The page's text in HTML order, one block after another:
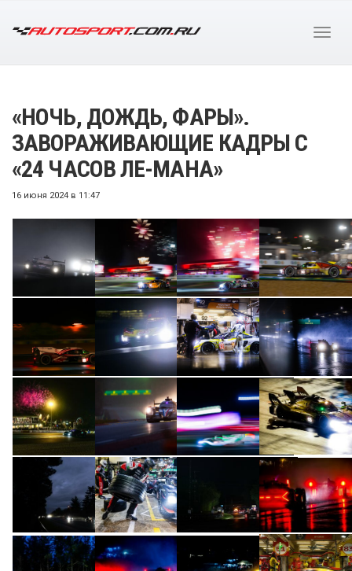
«НОЧЬ, ДОЖДЬ, ФАРЫ».
ЗАВОРАЖИВАЮЩИЕ КАДРЫ С
«24 ЧАСОВ ЛЕ-МАНА»
16 июня 2024 в 11:47